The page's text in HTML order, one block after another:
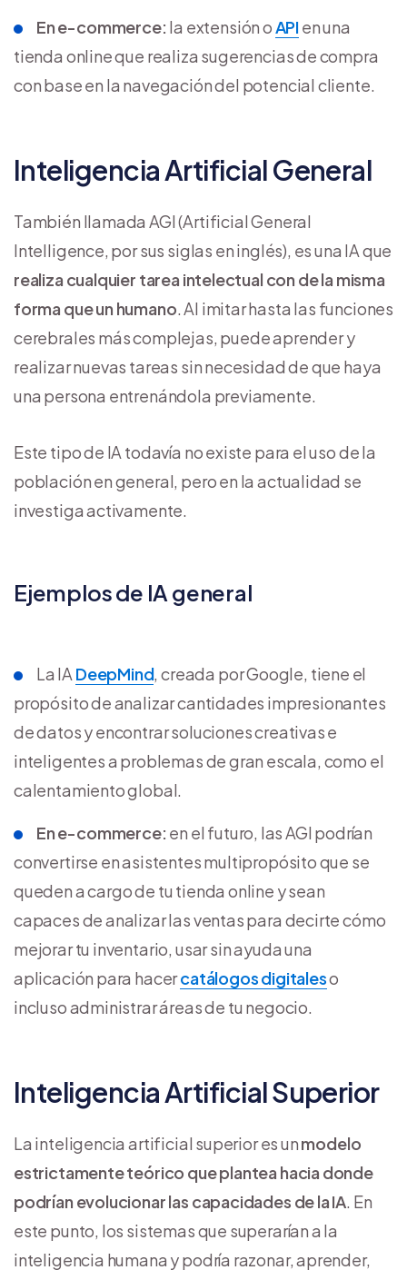
En e-commerce: la extensión oAPIen una
tienda online que realiza sugerencias de compra
con base en la navegación del potencial cliente.
Inteligencia Artificial General
También llamada AGI (Artificial General
Intelligence, por sus siglas en inglés), es una IA que
realiza cualquier tarea intelectual con de la misma
forma que un humano. Al imitar hasta las funciones
cerebrales más complejas, puede aprender y
realizar nuevas tareas sin necesidad de que haya
una persona entrenándola previamente.
Este tipo de IA todavía no existe para el uso de la
población en general, pero en la actualidad se
investiga activamente.
Ejemplos de IA general
La IA DeepMind, creada por Google, tiene el
propósito de analizar cantidades impresionantes
de datos y encontrar soluciones creativas e
inteligentes a problemas de gran escala, como el
calentamiento global.
En e-commerce: en el futuro, las AGI podrían
convertirse en asistentes multipropósito que se
queden a cargo de tu tienda online y sean
capaces de analizar las ventas para decirte cómo
mejorar tu inventario, usar sin ayuda una
aplicación para hacercatálogos digitaleso
incluso administrar áreas de tu negocio.
Inteligencia Artificial Superior
La inteligencia artificial superior es unmodelo
estrictamente teórico que plantea hacia donde
podrían evolucionar las capacidades de la IA. En
este punto, los sistemas que superarían a la
inteligencia humana y podría razonar, aprender,